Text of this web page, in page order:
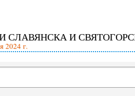
СЛАВЯНСКА И
2024 г.